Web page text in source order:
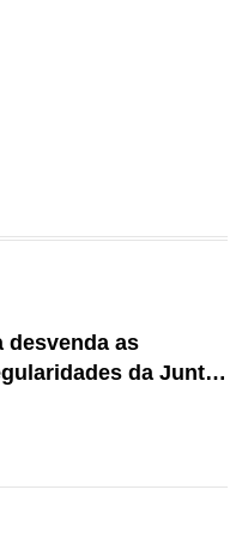
desvenda as
da Junta
João de Ver